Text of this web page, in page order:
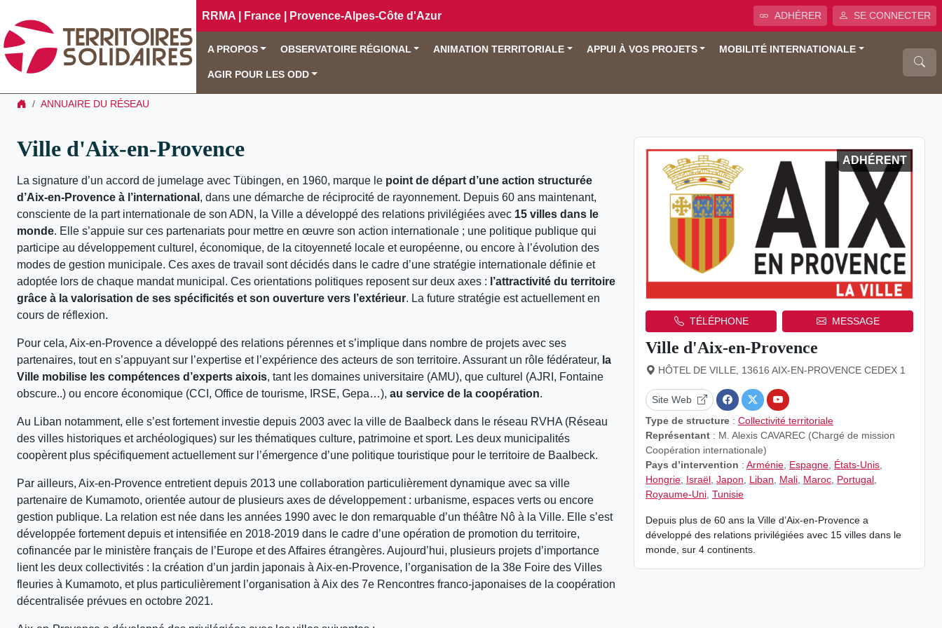
RRMA | France | Provence-Alpes-Côte d'Azur ADHÉRER SE CONNECTER
A PROPOS OBSERVATOIRE RÉGIONAL ANIMATION TERRITORIALE APPUI À VOS PROJETS MOBILITÉ INTERNATIONALE
AGIR POUR LES ODD
ANNUAIRE DU RÉSEAU
Ville d'Aix-en-Provence
La signature d’un accord de jumelage avec Tübingen, en 1960, marque le point de départ d’une action structurée
d’Aix-en-Provence à l’international , dans une démarche de réciprocité de rayonnement. Depuis 60 ans maintenant,
consciente de la part internationale de son ADN, la Ville a développé des relations privilégiées avec 15 villes dans le
monde. Elle s’appuie sur ces partenariats pour mettre en œuvre son action internationale ; une politique publique qui
participe au développement culturel, économique, de la citoyenneté locale et européenne, ou encore à l’évolution des
modes de gestion municipale. Ces axes de travail sont décidés dans le cadre d’une stratégie internationale définie et
adoptée lors de chaque mandat municipal. Ces orientations politiques reposent sur deux axes : l’attractivité du territoire
grâce à la valorisation de ses spécificités et son ouverture vers l’extérieur. La future stratégie est actuellement en
cours de réflexion.
Pour cela, Aix-en-Provence a développé des relations pérennes et s’implique dans nombre de projets avec ses
partenaires, tout en s’appuyant sur l’expertise et l’expérience des acteurs de son territoire. Assurant un rôle fédérateur, la
Ville mobilise les compétences d’experts aixois, tant les domaines universitaire (AMU), que culturel (AJRI, Fontaine
obscure..) ou encore économique (CCI, Office de tourisme, IRSE, Gepa…), au service de la coopération.
Au Liban notamment, elle s’est fortement investie depuis 2003 avec la ville de Baalbeck dans le réseau RVHA (Réseau
des villes historiques et archéologiques) sur les thématiques culture, patrimoine et sport. Les deux municipalités
coopèrent plus spécifiquement actuellement sur l’émergence d’une politique touristique pour le territoire de Baalbeck.
Par ailleurs, Aix-en-Provence entretient depuis 2013 une collaboration particulièrement dynamique avec sa ville
partenaire de Kumamoto, orientée autour de plusieurs axes de développement : urbanisme, espaces verts ou encore
gestion publique. La relation est née dans les années 1990 avec le don remarquable d’un théâtre Nô à la Ville. Elle s’est
développée fortement depuis et intensifiée en 2018-2019 dans le cadre d’une opération de promotion du territoire,
cofinancée par le ministère français de l’Europe et des Affaires étrangères. Aujourd’hui, plusieurs projets d’importance
lient les deux collectivités : la création d’un jardin japonais à Aix-en-Provence, l’organisation de la 38e Foire des Villes
fleuries à Kumamoto, et plus particulièrement l’organisation à Aix des 7e Rencontres franco-japonaises de la coopération
décentralisée prévues en octobre 2021.
ADHÉRENT
TÉLÉPHONE MESSAGE
Ville d'Aix-en-Provence
HÔTEL DE VILLE, 13616 AIX-EN-PROVENCE CEDEX 1
Site Web
Type de structure : Collectivité territoriale
Représentant : M. Alexis CAVAREC (Chargé de mission
Coopération internationale)
Pays d’intervention : Arménie Espagne États-Unis
Hongrie Israël Japon Liban Mali Maroc Portugal
Royaume-Uni Tunisie
Depuis plus de 60 ans la Ville d’Aix-en-Provence a
développé des relations privilégiées avec 15 villes dans le
monde, sur 4 continents.